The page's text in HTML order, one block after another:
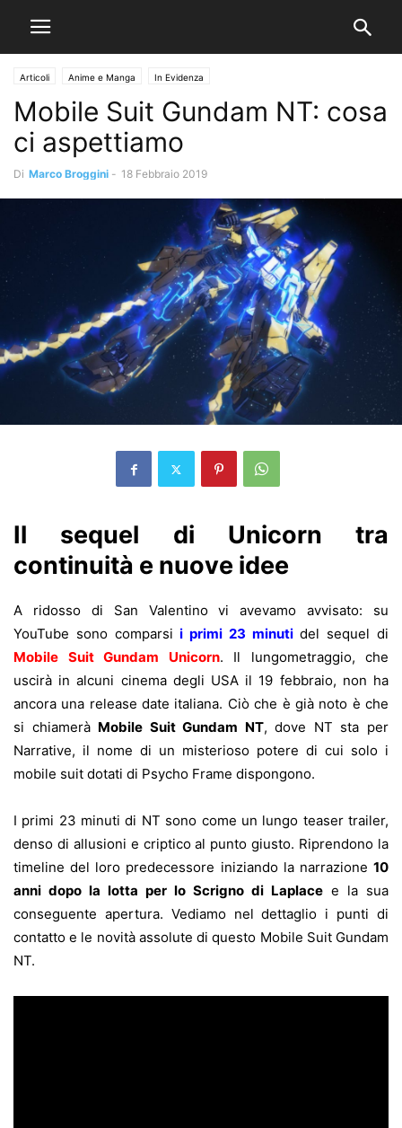
Articoli Anime e Manga In Evidenza
Mobile Suit Gundam NT: cosa
ci aspettiamo
Di Marco Broggini - 18 Febbraio 2019
Il sequel di Unicorn tra
continuità e nuove idee
A ridosso di San Valentino vi avevamo avvisato: su
YouTube sono comparsii primi 23 minuti del sequel di
Mobile Suit Gundam Unicorn. Il lungometraggio, che
uscirà in alcuni cinema degli USA il 19 febbraio, non ha
ancora una release date italiana. Ciò che è già noto è che
si chiamerà Mobile Suit Gundam NT, dove NT sta per
Narrative, il nome di un misterioso potere di cui solo i
mobile suit dotati di Psycho Frame dispongono.
I primi 23 minuti di NT sono come un lungo teaser trailer,
denso di allusioni e criptico al punto giusto. Riprendono la
timeline del loro predecessore iniziando la narrazione 10
anni dopo la lotta per lo Scrigno di Laplace e la sua
conseguente apertura. Vediamo nel dettaglio i punti di
contatto e le novità assolute di questo Mobile Suit Gundam
NT.